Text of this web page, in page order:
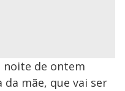
noite de ontem
mãe, que vai ser